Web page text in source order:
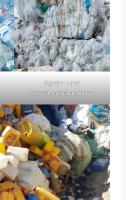
Agrar- und
Gewächshausfolien